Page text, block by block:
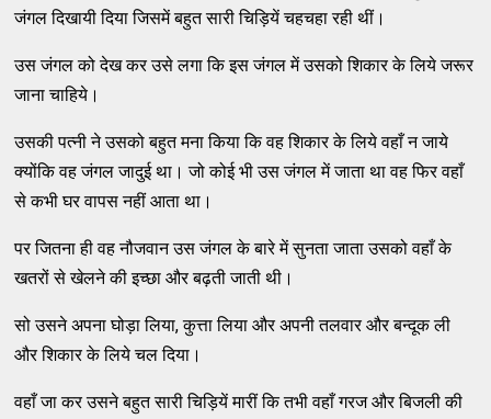
जंगल दिखायी दिया जिसमें बहुत सारी चिड़ियें चहचहा रही थीं।
उस जंगल को देख कर उसे लगा कि इस जंगल में उसको शिकार के लिये जरूर
जाना चाहिये।
उसकी पत्नी ने उसको बहुत मना किया कि वह शिकार के लिये वहाँ न जाये
क्योंकि वह जंगल जादुई था। जो कोई भी उस जंगल में जाता था वह फिर वहाँ
से कभी घर वापस नहीं आता था।
पर जितना ही वह नौजवान उस जंगल के बारे में सुनता जाता उसको वहाँ के
खतरों से खेलने की इच्छा और बढ़ती जाती थी।
सो उसने अपना घोड़ा लिया, कुत्ता लिया और अपनी तलवार और बन्दूक ली
और शिकार के लिये चल दिया।
वहाँ जा कर उसने बहुत सारी चिड़ियें मारीं कि तभी वहाँ गरज और बिजली की